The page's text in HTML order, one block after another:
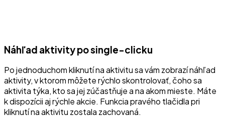
Náhľad aktivity po single-clicku
Po jednoduchom kliknutí na aktivitu sa vám zobrazí náhľad
aktivity, v ktorom môžete rýchlo skontrolovať, čoho sa
aktivita týka, kto sa jej zúčastňuje a na akom mieste. Máte
k dispozícii aj rýchle akcie. Funkcia pravého tlačidla pri
kliknutí na aktivitu zostala zachovaná.